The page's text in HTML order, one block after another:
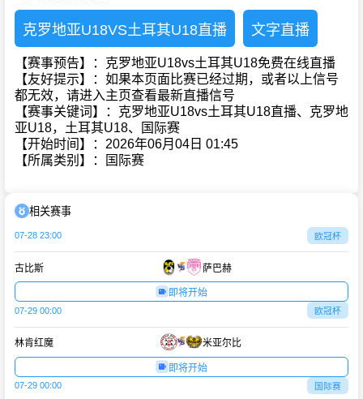
克罗地亚U18VS土耳其U18直播 文字直播
【赛事预告】：克罗地亚U18vs土耳其U18免费在线直播
【友好提示】：如果本页面比赛已经过期，或者以上信号
都无效，请进入主页查看最新直播信号
【赛事关键词】：克罗地亚U18vs土耳其U18直播、克罗地
亚U18，土耳其U18、国际赛
【开始时间】：2026年06月04日 01:45
【所属类别】：国际赛
相关赛事
07-28 23:00 欧冠杯
古比斯 萨巴赫
即将开始
07-29 00:00 欧冠杯
林肯红魔 米亚尔比
即将开始
07-29 00:00 国际赛